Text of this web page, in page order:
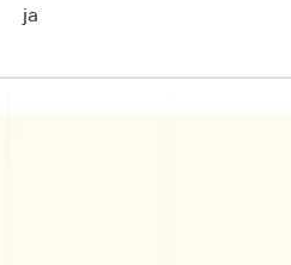
ja